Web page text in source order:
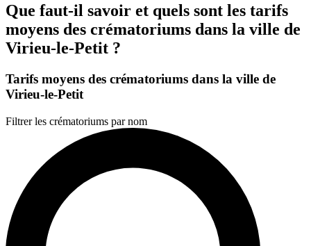
Que faut-il savoir et quels sont les tarifs
moyens des crématoriums dans la ville de
Virieu-le-Petit ?
Tarifs moyens des crématoriums dans la ville de
Virieu-le-Petit
Filtrer les crématoriums par nom